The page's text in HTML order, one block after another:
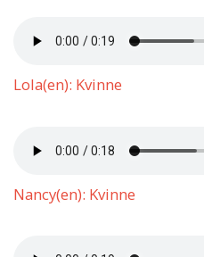
Lola(en): Kvinne
Nancy(en): Kvinne